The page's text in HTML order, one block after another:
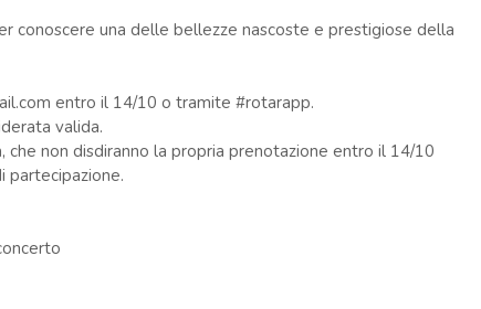
conoscere una delle bellezze nascoste e prestigiose della
entro il 14/10 o tramite #rotarapp.
valida.
non disdiranno la propria prenotazione entro il 14/10
partecipazione.